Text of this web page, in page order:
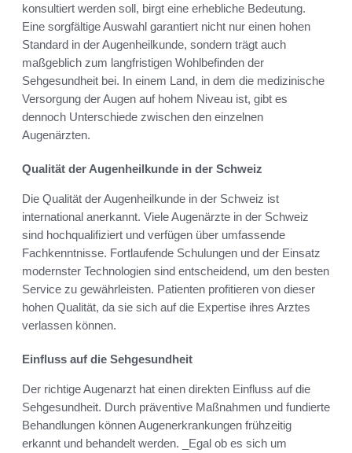
konsultiert werden soll, birgt eine erhebliche Bedeutung.
Eine sorgfältige Auswahl garantiert nicht nur einen hohen
Standard in der Augenheilkunde, sondern trägt auch
maßgeblich zum langfristigen Wohlbefinden der
Sehgesundheit bei. In einem Land, in dem die medizinische
Versorgung der Augen auf hohem Niveau ist, gibt es
dennoch Unterschiede zwischen den einzelnen
Augenärzten.
Qualität der Augenheilkunde in der Schweiz
Die Qualität der Augenheilkunde in der Schweiz ist
international anerkannt. Viele Augenärzte in der Schweiz
sind hochqualifiziert und verfügen über umfassende
Fachkenntnisse. Fortlaufende Schulungen und der Einsatz
modernster Technologien sind entscheidend, um den besten
Service zu gewährleisten. Patienten profitieren von dieser
hohen Qualität, da sie sich auf die Expertise ihres Arztes
verlassen können.
Einfluss auf die Sehgesundheit
Der richtige Augenarzt hat einen direkten Einfluss auf die
Sehgesundheit. Durch präventive Maßnahmen und fundierte
Behandlungen können Augenerkrankungen frühzeitig
erkannt und behandelt werden. _Egal ob es sich um